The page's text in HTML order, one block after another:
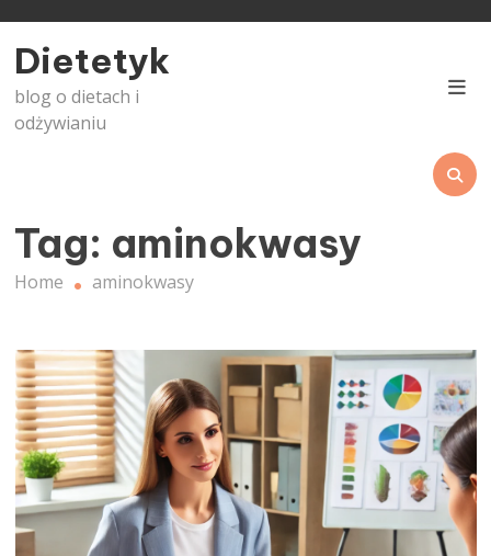
content
Dietetyk
blog o dietach i
odżywianiu
Tag: aminokwasy
Home aminokwasy